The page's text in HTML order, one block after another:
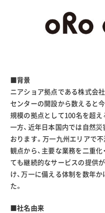
■背景
ニアショア拠点である株式会
センターの開設から数えると
規模の拠点として100名を超え
一方、近年日本国内では自然
おります。万一九州エリアで
観点から、主要な業務を二重
ても継続的なサービスの提供
け、万一に備える体制を数年
た。
■社名由来